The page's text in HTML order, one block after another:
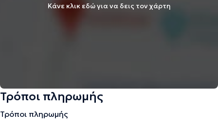
Κάνε κλικ εδώ για να δεις τον χάρτη
Τρόποι πληρωμής
Τρόποι πληρωμής